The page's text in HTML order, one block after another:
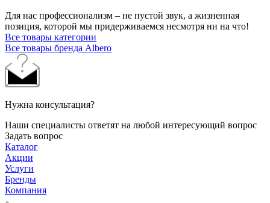
Для нас профессионализм – не пустой звук, а жизненная
позиция, которой мы придерживаемся несмотря ни на что!
Все товары категории
Все товары бренда Albero
Нужна консультация?
Наши специалисты ответят на любой интересующий вопрос
Задать вопрос
Каталог
Акции
Услуги
Бренды
Компания